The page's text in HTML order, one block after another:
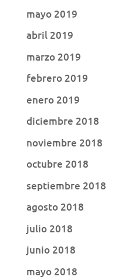
mayo 2019
abril 2019
marzo 2019
febrero 2019
enero 2019
diciembre 2018
noviembre 2018
octubre 2018
septiembre 2018
agosto 2018
julio 2018
junio 2018
mayo 2018